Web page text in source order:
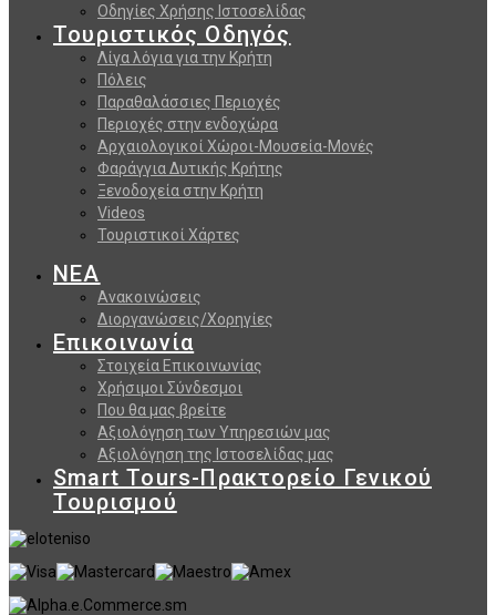
Οδηγίες Χρήσης Ιστοσελίδας
Τουριστικός Οδηγός
Λίγα λόγια για την Κρήτη
Πόλεις
Παραθαλάσσιες Περιοχές
Περιοχές στην ενδοχώρα
Αρχαιολογικοί Χώροι-Μουσεία-Μονές
Φαράγγια Δυτικής Κρήτης
Ξενοδοχεία στην Κρήτη
Videos
Τουριστικοί Χάρτες
ΝΕΑ
Ανακοινώσεις
Διοργανώσεις/Χορηγίες
Επικοινωνία
Στοιχεία Επικοινωνίας
Χρήσιμοι Σύνδεσμοι
Που θα μας βρείτε
Αξιολόγηση των Υπηρεσιών μας
Αξιολόγηση της Ιστοσελίδας μας
Smart Tours-Πρακτορείο Γενικού
Τουρισμού